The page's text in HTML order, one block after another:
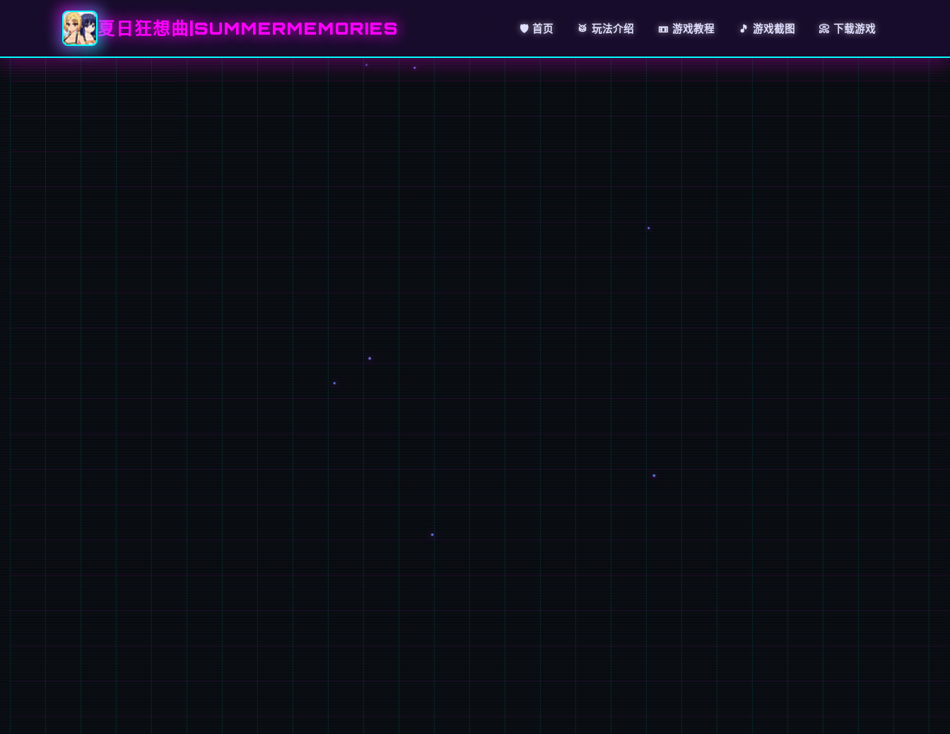
夏日狂想曲|SUMMERMEMORIES 🛡️ 首页 🥁 玩法介绍 📼 游戏教程 🎵 游戏截图 📀 下载游戏